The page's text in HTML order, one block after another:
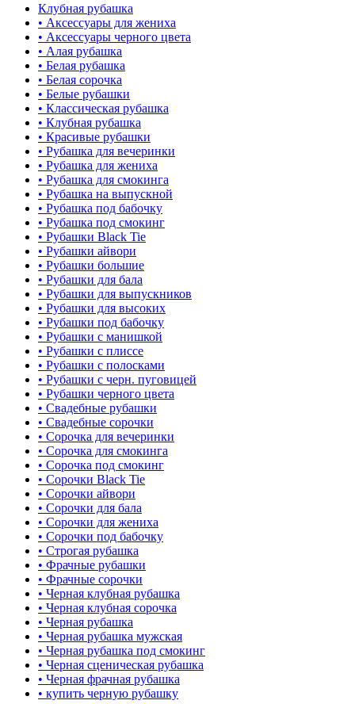
Клубная рубашка
• Аксессуары для жениха
• Аксессуары черного цвета
• Алая рубашка
• Белая рубашка
• Белая сорочка
• Белые рубашки
• Классическая рубашка
• Клубная рубашка
• Красивые рубашки
• Рубашка для вечеринки
• Рубашка для жениха
• Рубашка для смокинга
• Рубашка на выпускной
• Рубашка под бабочку
• Рубашка под смокинг
• Рубашки Black Tie
• Рубашки айвори
• Рубашки большие
• Рубашки для бала
• Рубашки для выпускников
• Рубашки для высоких
• Рубашки под бабочку
• Рубашки с манишкой
• Рубашки с плиссе
• Рубашки с полосками
• Рубашки с черн. пуговицей
• Рубашки черного цвета
• Свадебные рубашки
• Свадебные сорочки
• Сорочка для вечеринки
• Сорочка для смокинга
• Сорочка под смокинг
• Сорочки Black Tie
• Сорочки айвори
• Сорочки для бала
• Сорочки для жениха
• Сорочки под бабочку
• Строгая рубашка
• Фрачные рубашки
• Фрачные сорочки
• Черная клубная рубашка
• Черная клубная сорочка
• Черная рубашка
• Черная рубашка мужская
• Черная рубашка под смокинг
• Черная сценическая рубашка
• Черная фрачная рубашка
• купить черную рубашку